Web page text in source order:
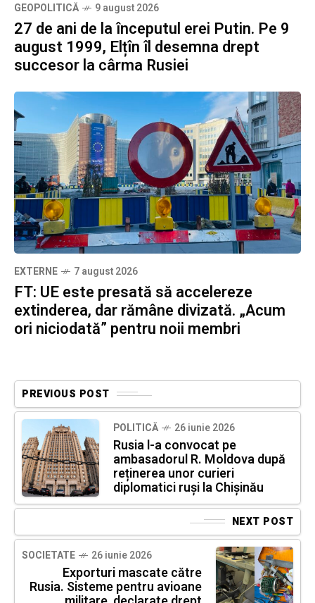
GEOPOLITICĂ 9 august 2026
27 de ani de la începutul erei Putin. Pe 9
august 1999, Elțîn îl desemna drept
succesor la cârma Rusiei
EXTERNE 7 august 2026
FT: UE este presată să accelereze
extinderea, dar rămâne divizată. „Acum
ori niciodată” pentru noii membri
PREVIOUS POST
POLITICĂ 26 iunie 2026
Rusia l-a convocat pe
ambasadorul R. Moldova după
reținerea unor curieri
diplomatici ruși la Chișinău
NEXT POST
SOCIETATE 26 iunie 2026
Exporturi mascate către
Rusia. Sisteme pentru avioane